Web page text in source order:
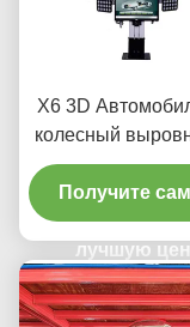
X6 3D
колесный
для
магазина
Получите
лучшую